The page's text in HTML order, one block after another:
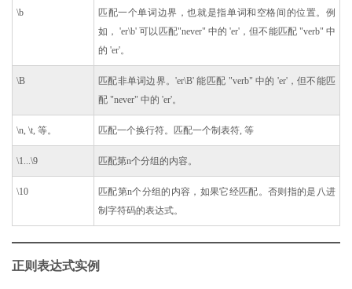
\b
匹配一个单词边界，也就是指单词和空格间的位置。例
如， 'er\b' 可以匹配"never" 中的 'er'，但不能匹配 "verb" 中
的 'er'。
\B
匹配非单词边界。'er\B' 能匹配 "verb" 中的 'er'，但不能匹
配 "never" 中的 'er'。
\n, \t, 等。 匹配一个换行符。匹配一个制表符, 等
\1...\9 匹配第n个分组的内容。
\10
匹配第n个分组的内容，如果它经匹配。否则指的是八进
制字符码的表达式。
正则表达式实例